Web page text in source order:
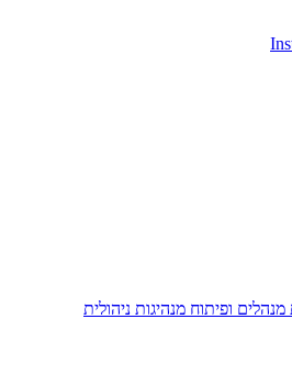
ופיתוח מנהיגות ניהולית